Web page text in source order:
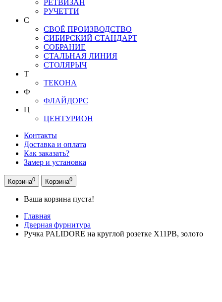
РЕТВИЗАН
РУЧЕТТИ
С
СВОЁ ПРОИЗВОДСТВО
СИБИРСКИЙ СТАНДАРТ
СОБРАНИЕ
СТАЛЬНАЯ ЛИНИЯ
СТОЛЯРЫЧ
Т
ТЕКОНА
Ф
ФЛАЙДОРС
Ц
ЦЕНТУРИОН
Контакты
Доставка и оплата
Как заказать?
Замер и установка
Корзина0 Корзина0
Ваша корзина пуста!
Главная
Дверная фурнитура
Ручка PALIDORE на круглой розетке X11PB, золото